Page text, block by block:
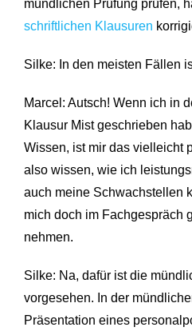
mündlichen Prüfung prüfen,
schriftlichen Klausuren
Silke: In den meisten Fällen
Marcel: Autsch! Wenn ich in
Klausur Mist geschrieben
Wissen, ist mir das vielleicht
also wissen, wie ich
auch meine Schwachstellen
mich doch im Fachgespräch
nehmen.
Silke: Na, dafür ist die
vorgesehen. In der
Präsentation eines